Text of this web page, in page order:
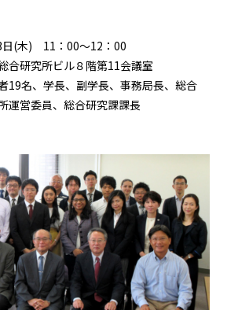
日(木) 11：00～12：00
合研究所ビル８階第11会議室
19名、学長、副学長、事務局長、総合
運営委員、総合研究課課長